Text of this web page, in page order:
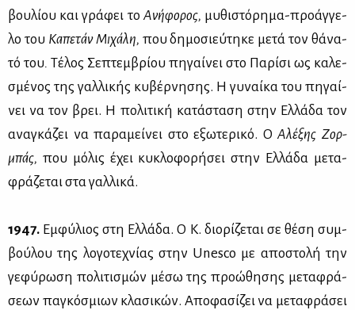
βου­λί­ου και γρά­φει το Ανή­φο­ρος, μυ­θι­στό­ρη­μα-προ­άγ­γε­
λο του Κα­πε­τάν Μι­χά­λη, που δη­μο­σιεύ­τη­κε με­τά τον θά­να­
τό του. Τέ­λος Σε­πτεμ­βρί­ου πη­γαί­νει στο Πα­ρί­σι ως κα­λε­
σμέ­νος της γαλ­λι­κής κυ­βέρ­νη­σης. Η γυ­ναί­κα του πη­γαί­
νει να τον βρει. Η πο­λι­τι­κή κα­τά­στα­ση στην Ελ­λά­δα τον
ανα­γκά­ζει να πα­ρα­μεί­νει στο εξω­τε­ρι­κό. ΟΑλέ­ξης Ζορ­
μπάς, που μό­λις έχει κυ­κλο­φο­ρή­σει στην Ελ­λά­δα με­τα­
φρά­ζε­ται στα γαλ­λι­κά.
1947. Εμ­φύ­λιος στη Ελ­λά­δα. Ο Κ. διο­ρί­ζε­ται σε θέ­ση συμ­
βού­λου της λο­γο­τε­χνί­ας στην Unesco με απο­στο­λή την
γε­φύ­ρω­ση πο­λι­τι­σμών μέ­σω της προ­ώ­θη­σης με­τα­φρά­
σε­ων πα­γκό­σμιων κλα­σι­κών. Απο­φα­σί­ζει να με­τα­φρά­σει